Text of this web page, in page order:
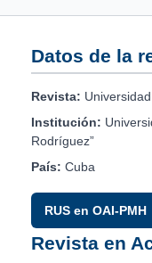
Datos de la
Revista:
Institución:
Rodríguez”
País: Cuba
RUS en OAI-PMH
Revista en